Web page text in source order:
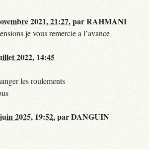
2021, 21:27,parRAHMANI
je vous remercie a l’avance
2022, 14:45
les roulements
2025, 19:52,parDANGUIN